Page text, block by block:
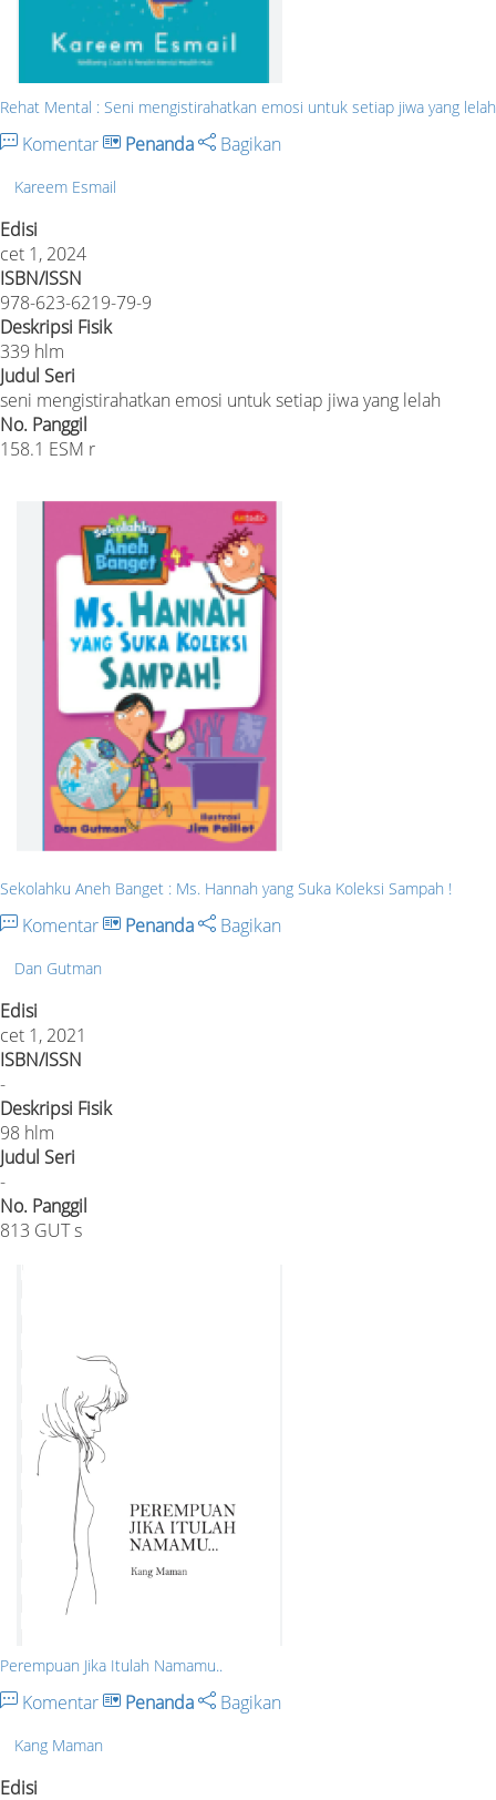
Rehat Mental : Seni mengistirahatkan emosi untuk setiap jiwa yang lelah
Komentar Penanda Bagikan
Kareem Esmail
Edisi
cet 1, 2024
ISBN/ISSN
978-623-6219-79-9
Deskripsi Fisik
339 hlm
Judul Seri
seni mengistirahatkan emosi untuk setiap jiwa yang lelah
No. Panggil
158.1 ESM r
Sekolahku Aneh Banget : Ms. Hannah yang Suka Koleksi Sampah !
Komentar Penanda Bagikan
Dan Gutman
Edisi
cet 1, 2021
ISBN/ISSN
-
Deskripsi Fisik
98 hlm
Judul Seri
-
No. Panggil
813 GUT s
Perempuan Jika Itulah Namamu..
Komentar Penanda Bagikan
Kang Maman
Edisi